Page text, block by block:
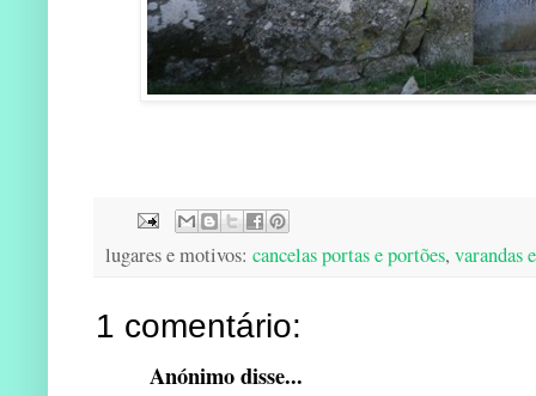
lugares e motivos: cancelas portas e portões, varandas
1 comentário:
Anónimo disse...